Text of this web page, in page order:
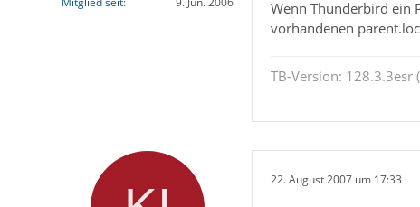
Wenn Thunderbird ein
vorhandenen
TB-Version: 128.3.3esr
22. August 2007 um 17:33